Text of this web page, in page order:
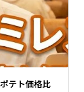
テト価格比